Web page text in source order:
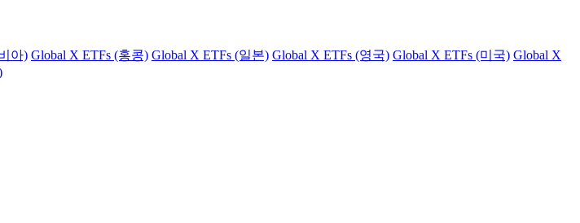
아) Global X ETFs (홍콩) Global X ETFs (일본) Global X ETFs (영국) Global X ETFs (미국) Global X